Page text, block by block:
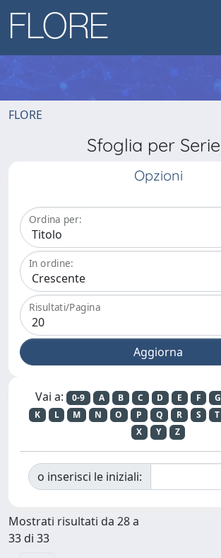
FLORE
Sfoglia per Serie
Opzioni
Ordina per:
In ordine:
Risultati/Pagina
Vai a: 0-9 A B C D E F G
K
L M N O P Q R S T
X
Y Z
o inserisci le iniziali:
Mostrati risultati da 28 a
33 di 33